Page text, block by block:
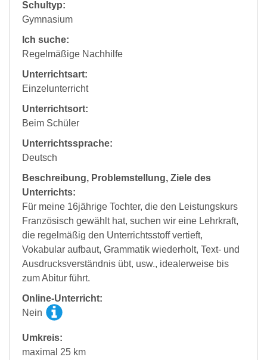
Schultyp:
Gymnasium
Ich suche:
Regelmäßige Nachhilfe
Unterrichtsart:
Einzelunterricht
Unterrichtsort:
Beim Schüler
Unterrichtssprache:
Deutsch
Beschreibung, Problemstellung, Ziele des
Unterrichts:
Für meine 16jährige Tochter, die den Leistungskurs
Französisch gewählt hat, suchen wir eine Lehrkraft,
die regelmäßig den Unterrichtsstoff vertieft,
Vokabular aufbaut, Grammatik wiederholt, Text- und
Ausdrucksverständnis übt, usw., idealerweise bis
zum Abitur führt.
Online-Unterricht:
Nein
Umkreis:
maximal 25 km